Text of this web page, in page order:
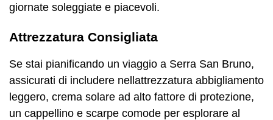
giornate soleggiate e piacevoli.
Attrezzatura Consigliata
Se stai pianificando un viaggio a Serra San Bruno,
assicurati di includere nellattrezzatura abbigliamento
leggero, crema solare ad alto fattore di protezione,
un cappellino e scarpe comode per esplorare al